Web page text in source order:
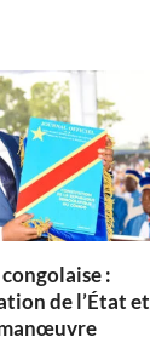
:
de l’État et